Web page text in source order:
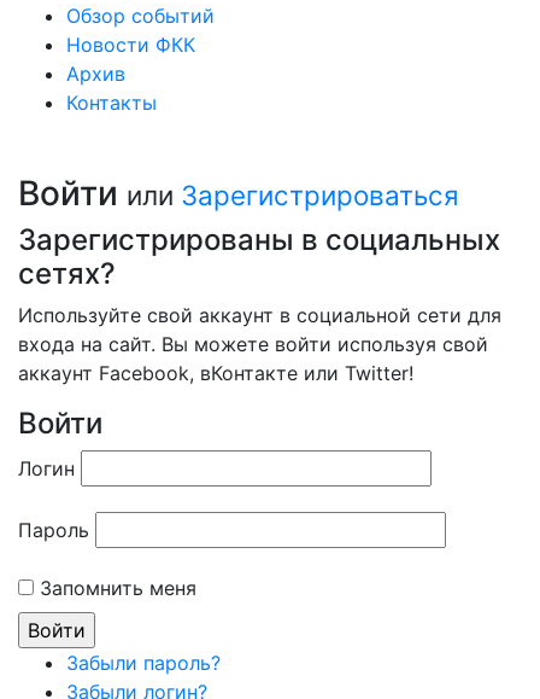
Обзор событий
Новости ФКК
Архив
Контакты
Войти или Зарегистрироваться
Зарегистрированы в социальных
сетях?
Используйте свой аккаунт в социальной сети для
входа на сайт. Вы можете войти используя свой
аккаунт Facebook, вКонтакте или Twitter!
Войти
Логин
Пароль
Запомнить меня
Забыли пароль?
Забыли логин?